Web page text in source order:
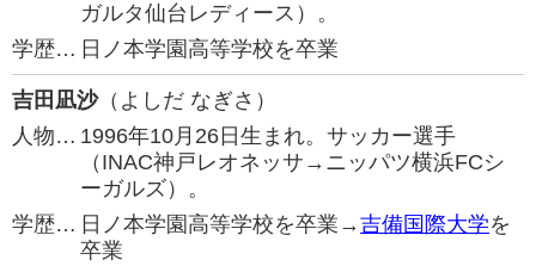
ガルタ仙台レディース）。
学歴… 日ノ本学園高等学校を卒業
吉田凪沙（よしだ なぎさ）
人物… 1996年10月26日生まれ。サッカー選手
（INAC神戸レオネッサ→ニッパツ横浜FCシ
ーガルズ）。
学歴… 日ノ本学園高等学校を卒業→吉備国際大学を
卒業